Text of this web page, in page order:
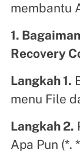
membantu
1.
Recovery
Langkah 1.
menu File
Langkah 2.
Apa Pun (*.